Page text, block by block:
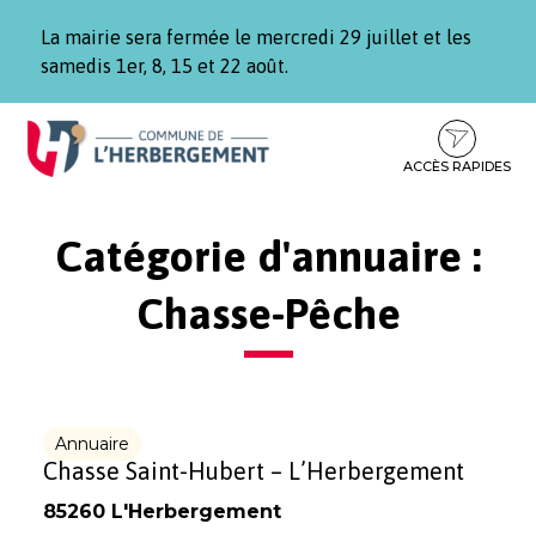
La mairie sera fermée le mercredi 29 juillet et les
samedis 1er, 8, 15 et 22 août.
Aller
Aller
contenu
Aller
pied
ACCÈS RAPIDES
Catégorie d'annuaire :
Chasse-Pêche
Annuaire
Chasse Saint-Hubert – L’Herbergement
85260 L'Herbergement